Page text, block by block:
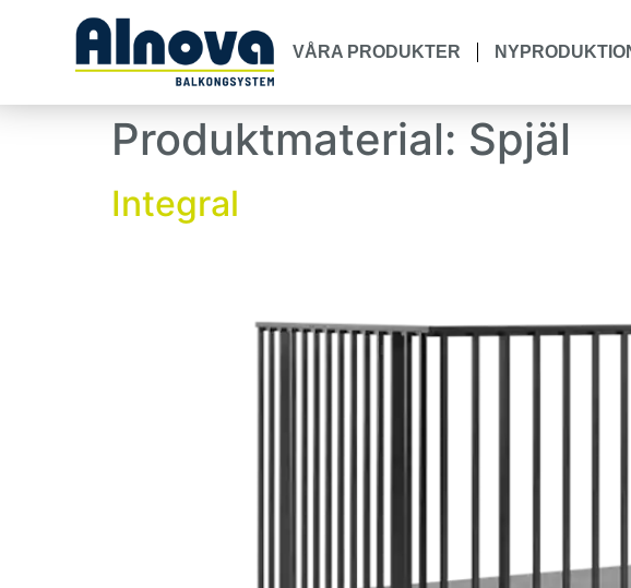
VÅRA PRODUKTER
Produktmaterial: Spjäl
Integral